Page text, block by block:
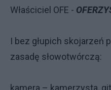
Właściciel OFE -
I bez głupich skojarzeń
zasadę słowotwórczą:
kamera – kamerzysta,